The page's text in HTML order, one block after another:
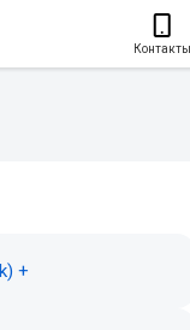
Контакты